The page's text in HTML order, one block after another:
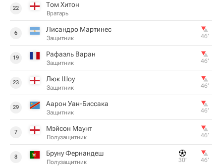
22 Том Хитон
Вратарь
6 Лисандро Мартинес
Защитник 46‎’‎
19 Рафаэль Варан
Защитник 46‎’‎
23 Люк Шоу
Защитник 46‎’‎
29 Аарон Уан-Биссака
Защитник 46‎’‎
7 Мэйсон Маунт
Полузащитник 46‎’‎
8 Бруну Фернандеш
Полузащитник 30‎’‎ 46‎’‎